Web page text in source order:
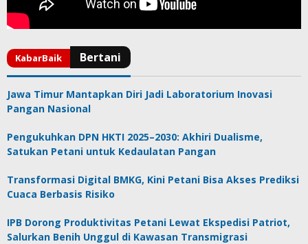
Jawa Timur Mantapkan Diri Jadi Laboratorium Inovasi
Pangan Nasional
Pengukuhkan DPN HKTI 2025–2030: Akhiri Dualisme,
Satukan Petani untuk Kedaulatan Pangan
Transformasi Digital BMKG, Kini Petani Bisa Akses Prediksi
Cuaca Berbasis Risiko
IPB Dorong Produktivitas Petani Lewat Ekspedisi Patriot,
Salurkan Benih Unggul di Kawasan Transmigrasi